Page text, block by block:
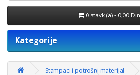
0 stavki(a) - 0,00 Din
Kategorije
Stampaci i potrošni materijal